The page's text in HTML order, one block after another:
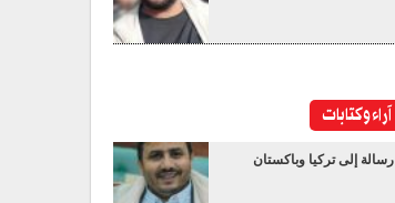
آراء وكتابات
رسالة إلى تركيا وباكستان